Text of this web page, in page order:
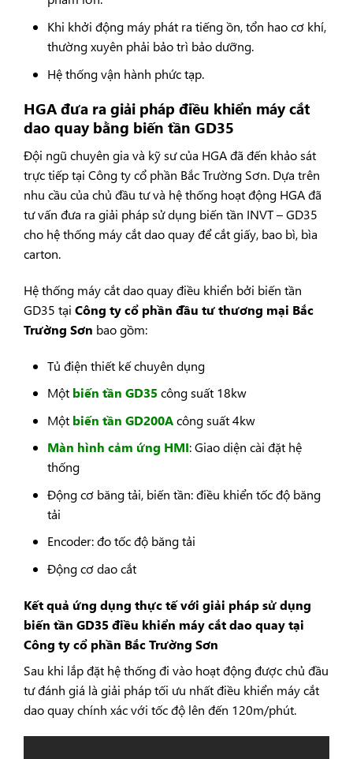
Khi khởi động máy phát ra tiếng ồn, tổn hao cơ khí,
thường xuyên phải bảo trì bảo dưỡng.
Hệ thống vận hành phức tạp.
HGA đưa ra giải pháp điều khiển máy cắt
dao quay bằng biến tần GD35
Đội ngũ chuyên gia và kỹ sư của HGA đã đến khảo sát
trực tiếp tại Công ty cổ phần Bắc Trường Sơn. Dựa trên
nhu cầu của chủ đầu tư và hệ thống hoạt động HGA đã
tư vấn đưa ra giải pháp sử dụng biến tần INVT – GD35
cho hệ thống máy cắt dao quay để cắt giấy, bao bì, bìa
carton.
Hệ thống máy cắt dao quay điều khiển bởi biến tần
GD35 tại Công ty cổ phần đầu tư thương mại Bắc
Trường Sơn bao gồm:
Tủ điện thiết kế chuyên dụng
Một biến tần GD35công suất 18kw
Một biến tần GD200Acông suất 4kw
Màn hình cảm ứng HMI: Giao diện cài đặt hệ
thống
Động cơ băng tải, biến tần: điều khiển tốc độ băng
tải
Encoder: đo tốc độ băng tải
Động cơ dao cắt
Kết quả ứng dụng thực tế với giải pháp sử dụng
biến tần GD35 điều khiển máy cắt dao quay tại
Công ty cổ phần Bắc Trường Sơn
Sau khi lắp đặt hệ thống đi vào hoạt động được chủ đầu
tư đánh giá là giải pháp tối ưu nhất điều khiển máy cắt
dao quay chính xác với tốc độ lên đến 120m/phút.